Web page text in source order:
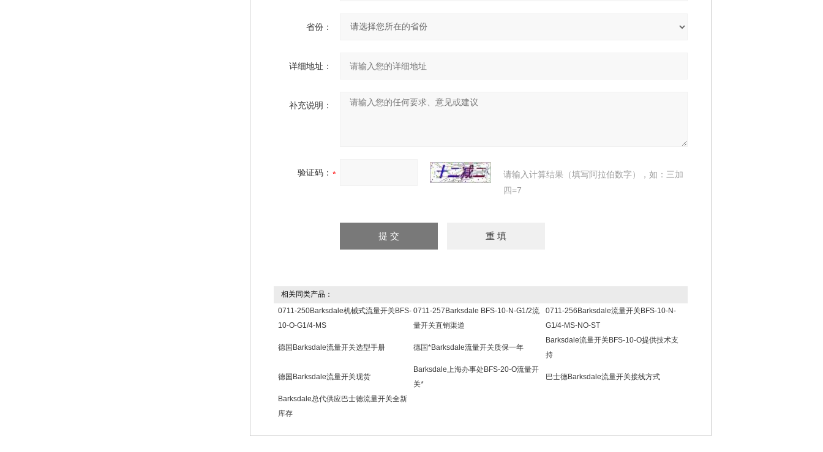
省份：
详细地址：
补充说明：
验证码：
请输入计算结果（填写阿拉伯数字），如：三加
四=7
相关同类产品：
0711-250Barksdale机械式流量开关BFS-
10-O-G1/4-MS
0711-257Barksdale BFS-10-N-G1/2流
量开关直销渠道
0711-256Barksdale流量开关BFS-10-N-
G1/4-MS-NO-ST
德国Barksdale流量开关选型手册 德国*Barksdale流量开关质保一年
Barksdale流量开关BFS-10-O提供技术支
持
德国Barksdale流量开关现货
Barksdale上海办事处BFS-20-O流量开
关*
巴士德Barksdale流量开关接线方式
Barksdale总代供应巴士德流量开关全新
库存